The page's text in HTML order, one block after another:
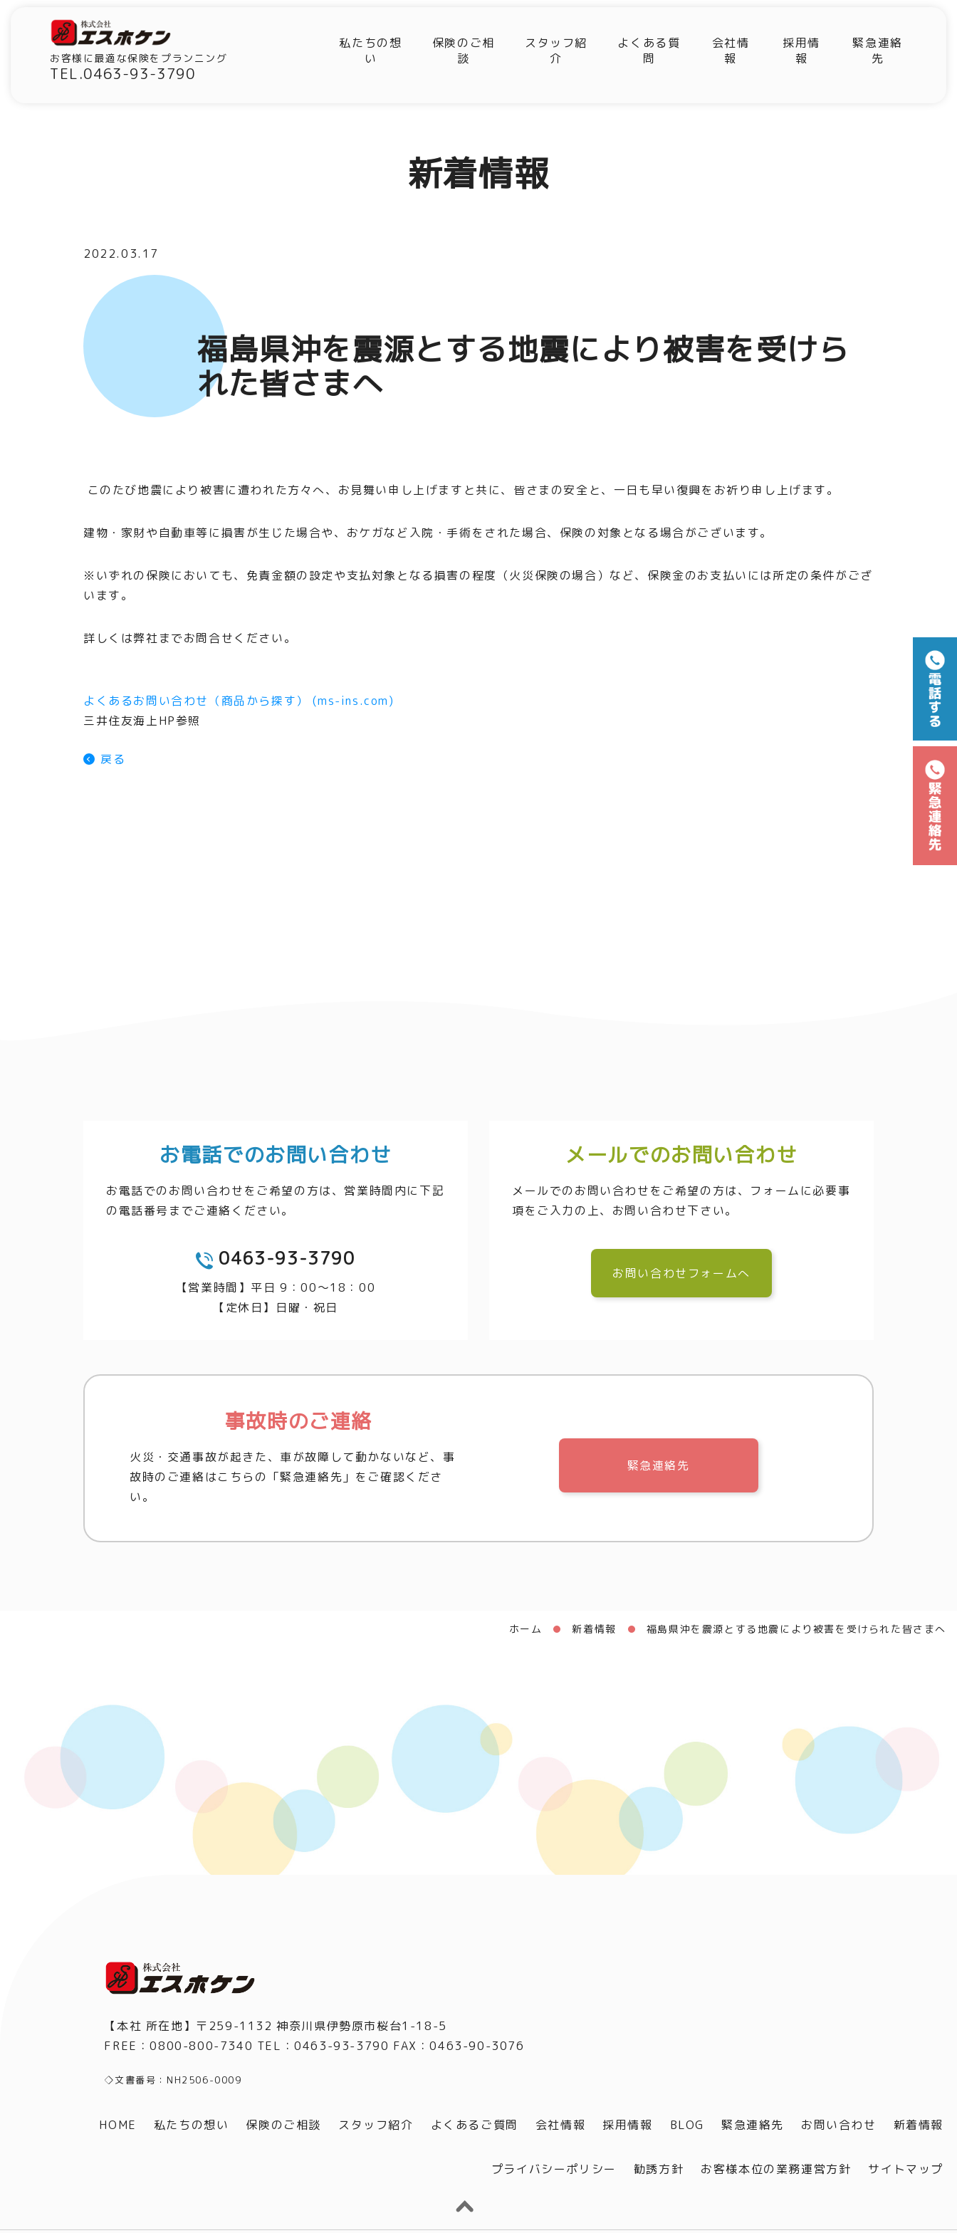
お客様に最適な保険をプランニング
TEL.0463-93-3790
私たちの想
い
保険のご相
談
スタッフ紹
介
よくある質
問
会社情
報
採用情
報
緊急連絡
先
新着情報
2022.03.17
福島県沖を震源とする地震により被害を受けら
れた皆さまへ
このたび地震により被害に遭われた方々へ、お見舞い申し上げますと共に、皆さまの安全と、一日も早い復興をお祈り申し上げます。
建物・家財や自動車等に損害が生じた場合や、おケガなど入院・手術をされた場合、保険の対象となる場合がございます。
※いずれの保険においても、免責金額の設定や支払対象となる損害の程度（火災保険の場合）など、保険金のお支払いには所定の条件がござ
います。
詳しくは弊社までお問合せください。
よくあるお問い合わせ（商品から探す） (ms-ins.com)
三井住友海上HP参照
戻る
お電話でのお問い合わせ
お電話でのお問い合わせをご希望の方は、営業時間内に下記
の電話番号までご連絡ください。
TEL
0463-93-3790
【営業時間】平日 9：00～18：00
【定休日】日曜・祝日
メールでのお問い合わせ
メールでのお問い合わせをご希望の方は、フォームに必要事
項をご入力の上、お問い合わせ下さい。
お問い合わせフォームへ
事故時のご連絡
火災・交通事故が起きた、車が故障して動かないなど、事
故時のご連絡はこちらの「緊急連絡先」をご確認くださ
い。
緊急連絡先
ホーム 新着情報 福島県沖を震源とする地震により被害を受けられた皆さまへ
【本社 所在地】〒259-1132 神奈川県伊勢原市桜台1-18-5
FREE：0800-800-7340 TEL ：0463-93-3790 FAX ：0463-90-3076
◇文書番号：NH2506-0009
HOME 私たちの想い 保険のご相談 スタッフ紹介 よくあるご質問 会社情報 採用情報 BLOG 緊急連絡先 お問い合わせ 新着情報
プライバシーポリシー 勧誘方針 お客様本位の業務運営方針 サイトマップ